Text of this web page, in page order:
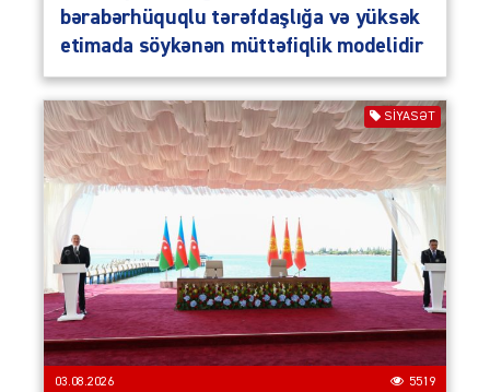
bərabərhüquqlu tərəfdaşlığa və yüksək
etimada söykənən müttəfiqlik modelidir
SIYASƏT
03.08.2026 5519